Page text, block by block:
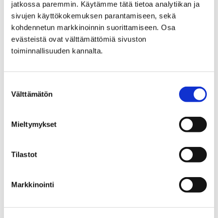
jatkossa paremmin. Käytämme tätä tietoa analytiikan ja
sivujen käyttökokemuksen parantamiseen, sekä
kohdennetun markkinoinnin suorittamiseen. Osa
evästeistä ovat välttämättömiä sivuston
toiminnallisuuden kannalta.
valinta
Välttämätön
Mieltymykset
Tilastot
Markkinointi
luotiin porilaisia sankarihahmoja
12 tammikuun, 2024